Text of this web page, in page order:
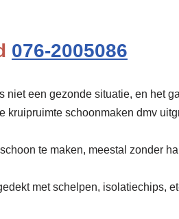
076-2005086
niet een gezonde situatie, en het
kruipruimte schoonmaken dmv
te maken, meestal zonder
met schelpen, isolatiechips,